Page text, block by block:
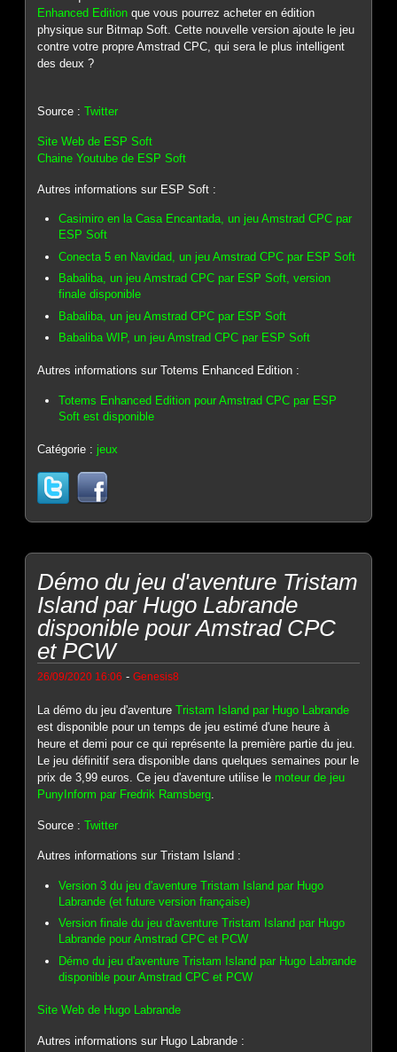
Enhanced Edition que vous pourrez acheter en édition
physique sur Bitmap Soft. Cette nouvelle version ajoute le jeu
contre votre propre Amstrad CPC, qui sera le plus intelligent
des deux ?
Source :Twitter
Site Web de ESP Soft
Chaine Youtube de ESP Soft
Autres informations sur ESP Soft :
Casimiro en la Casa Encantada, un jeu Amstrad CPC par
ESP Soft
Conecta 5 en Navidad, un jeu Amstrad CPC par ESP Soft
Babaliba, un jeu Amstrad CPC par ESP Soft, version
finale disponible
Babaliba, un jeu Amstrad CPC par ESP Soft
Babaliba WIP, un jeu Amstrad CPC par ESP Soft
Autres informations sur Totems Enhanced Edition :
Totems Enhanced Edition pour Amstrad CPC par ESP
Soft est disponible
Catégorie :jeux
Démo du jeu d'aventure Tristam
Island par Hugo Labrande
disponible pour Amstrad CPC
et PCW
26/09/2020 16:06 -Genesis8
La démo du jeu d'aventureTristam Island par Hugo Labrande
est disponible pour un temps de jeu estimé d'une heure à
heure et demi pour ce qui représente la première partie du jeu.
Le jeu définitif sera disponible dans quelques semaines pour le
prix de 3,99 euros. Ce jeu d'aventure utilise le moteur de jeu
PunyInform par Fredrik Ramsberg.
Source :Twitter
Autres informations sur Tristam Island :
Version 3 du jeu d'aventure Tristam Island par Hugo
Labrande (et future version française)
Version finale du jeu d'aventure Tristam Island par Hugo
Labrande pour Amstrad CPC et PCW
Démo du jeu d'aventure Tristam Island par Hugo Labrande
disponible pour Amstrad CPC et PCW
Site Web de Hugo Labrande
Autres informations sur Hugo Labrande :